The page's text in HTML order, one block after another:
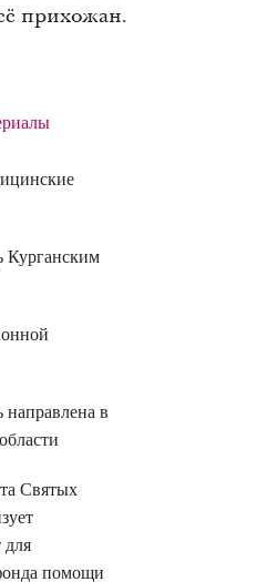
прихожан.
Курганским
в
Святых
помощи